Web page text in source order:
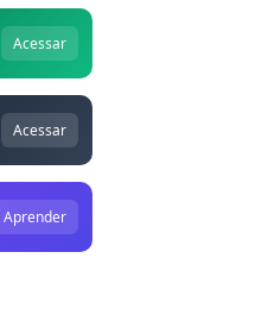
Acessar
Acessar
Aprender